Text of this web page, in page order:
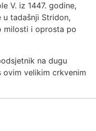
V. iz 1447. godine,
u tadašnji Stridon,
milosti i oprosta po
na dugu
ovim velikim crkvenim